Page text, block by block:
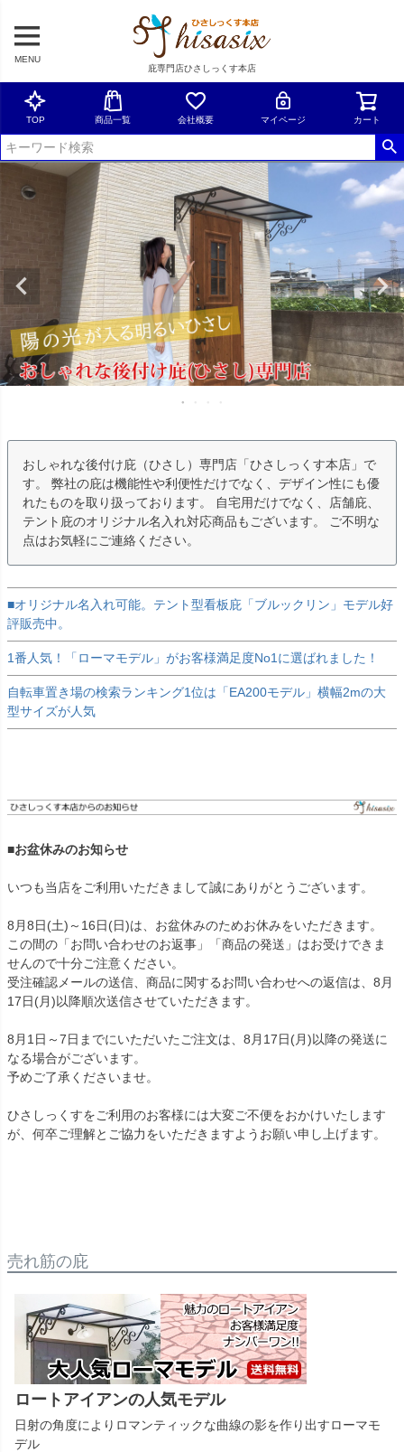
MENU
庇専門店ひさしっくす本店
TOP 商品一覧 会社概要 マイページ カート
おしゃれな後付け庇（ひさし）専門店「ひさしっくす本店」で
す。 弊社の庇は機能性や利便性だけでなく、デザイン性にも優
れたものを取り扱っております。 自宅用だけでなく、店舗庇、
テント庇のオリジナル名入れ対応商品もございます。 ご不明な
点はお気軽にご連絡ください。
■オリジナル名入れ可能。テント型看板庇「ブルックリン」モデル好
評販売中。
1番人気！「ローマモデル」がお客様満足度No1に選ばれました！
自転車置き場の検索ランキング1位は「EA200モデル」横幅2mの大
型サイズが人気
■お盆休みのお知らせ
いつも当店をご利用いただきまして誠にありがとうございます。
8月8日(土)～16日(日)は、お盆休みのためお休みをいただきます。
この間の「お問い合わせのお返事」「商品の発送」はお受けできま
せんので十分ご注意ください。
受注確認メールの送信、商品に関するお問い合わせへの返信は、8月
17日(月)以降順次送信させていただきます。
8月1日～7日までにいただいたご注文は、8月17日(月)以降の発送に
なる場合がございます。
予めご了承くださいませ。
ひさしっくすをご利用のお客様には大変ご不便をおかけいたします
が、何卒ご理解とご協力をいただきますようお願い申し上げます。
売れ筋の庇
ロートアイアンの人気モデル
日射の角度によりロマンティックな曲線の影を作り出すローマモ
デル